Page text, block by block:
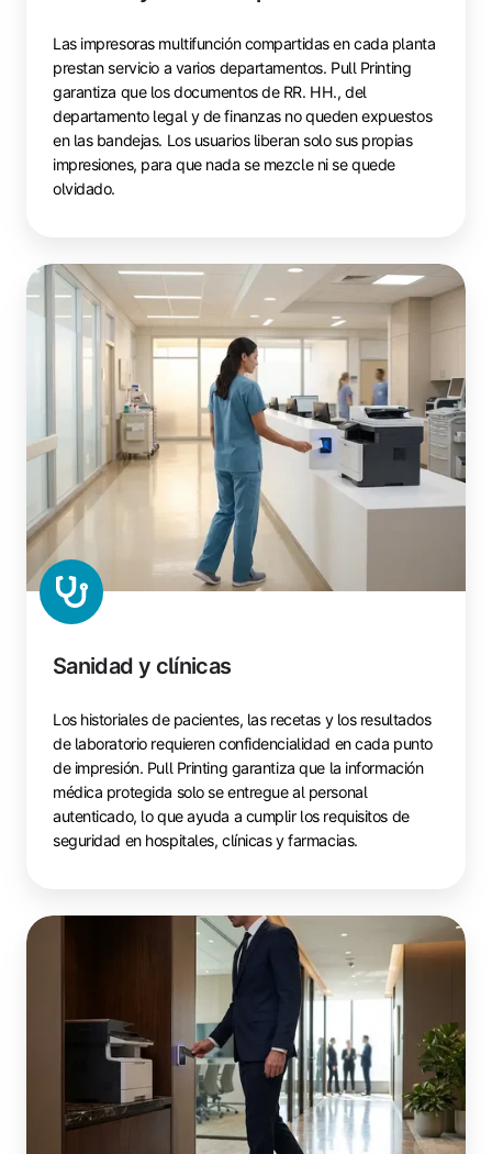
Las impresoras multifunción compartidas en cada planta
prestan servicio a varios departamentos. Pull Printing
garantiza que los documentos de RR. HH., del
departamento legal y de finanzas no queden expuestos
en las bandejas. Los usuarios liberan solo sus propias
impresiones, para que nada se mezcle ni se quede
olvidado.
Sanidad
y
clínicas
Sanidad y clínicas
Los historiales de pacientes, las recetas y los resultados
de laboratorio requieren confidencialidad en cada punto
de impresión. Pull Printing garantiza que la información
médica protegida solo se entregue al personal
autenticado, lo que ayuda a cumplir los requisitos de
seguridad en hospitales, clínicas y farmacias.
Servicios